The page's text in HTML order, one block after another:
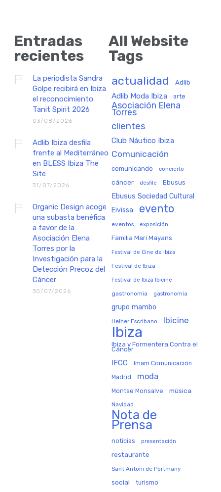
Entradas
recientes
La periodista Sandra
Golpe recibirá en Ibiza
el reconocimiento
Tanit Spirit 2026
03/08/2026
Adlib Ibiza desfila
frente al Mediterráneo
en BLESS Ibiza The
Site
31/07/2026
Organic Design acoge
una subasta benéfica
a favor de la
Asociación Elena
Torres por la
Investigación para la
Detección Precoz del
Cáncer
30/07/2026
All Website
Tags
actualidad Adlib
Adlib Moda Ibiza arte
Asociación Elena
Torres
clientes
Club Náutico Ibiza
Comunicación
comunicando concierto
cáncer desfile Ebusus
Ebusus Sociedad Cultural
Eivissa evento
eventos exposición
Familia Marí Mayans
Festival de Cine de Ibiza
Festival de Ibiza
Festival de Ibiza Ibicine
gastronomia gastronomía
grupo mambo
Helher Escribano Ibicine
Ibiza
Ibiza y Formentera Contra el
Cáncer
IFCC Imam Comunicación
Madrid moda
Montse Monsalve música
Navidad
Nota de
Prensa
noticias presentación
restaurante
Sant Antoni de Portmany
social turismo